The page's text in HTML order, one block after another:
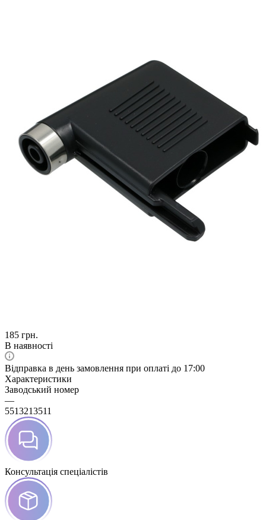
185 грн.
В наявності
Відправка в день замовлення при оплаті до 17:00
Характеристики
Заводський номер
—
5513213511
Консультація спеціалістів